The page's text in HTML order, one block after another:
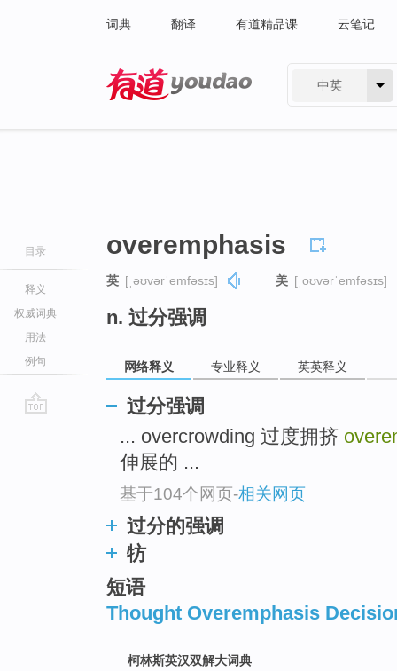
词典 翻译 有道精品课 云笔记
中英
目录
释义
权威词典
用法
例句
overemphasis
英 [ˌəʊvərˈemfəsɪs] 美 [ˌoʊvərˈemfəsɪs]
n. 过分强调
网络释义 专业释义 英英释义
过分强调
... overcrowding 过度拥挤
伸展的 ...
基于104个网页-相关网页
过分的强调
牥
短语
Thought Overemphasis
柯林斯英汉双解大词典